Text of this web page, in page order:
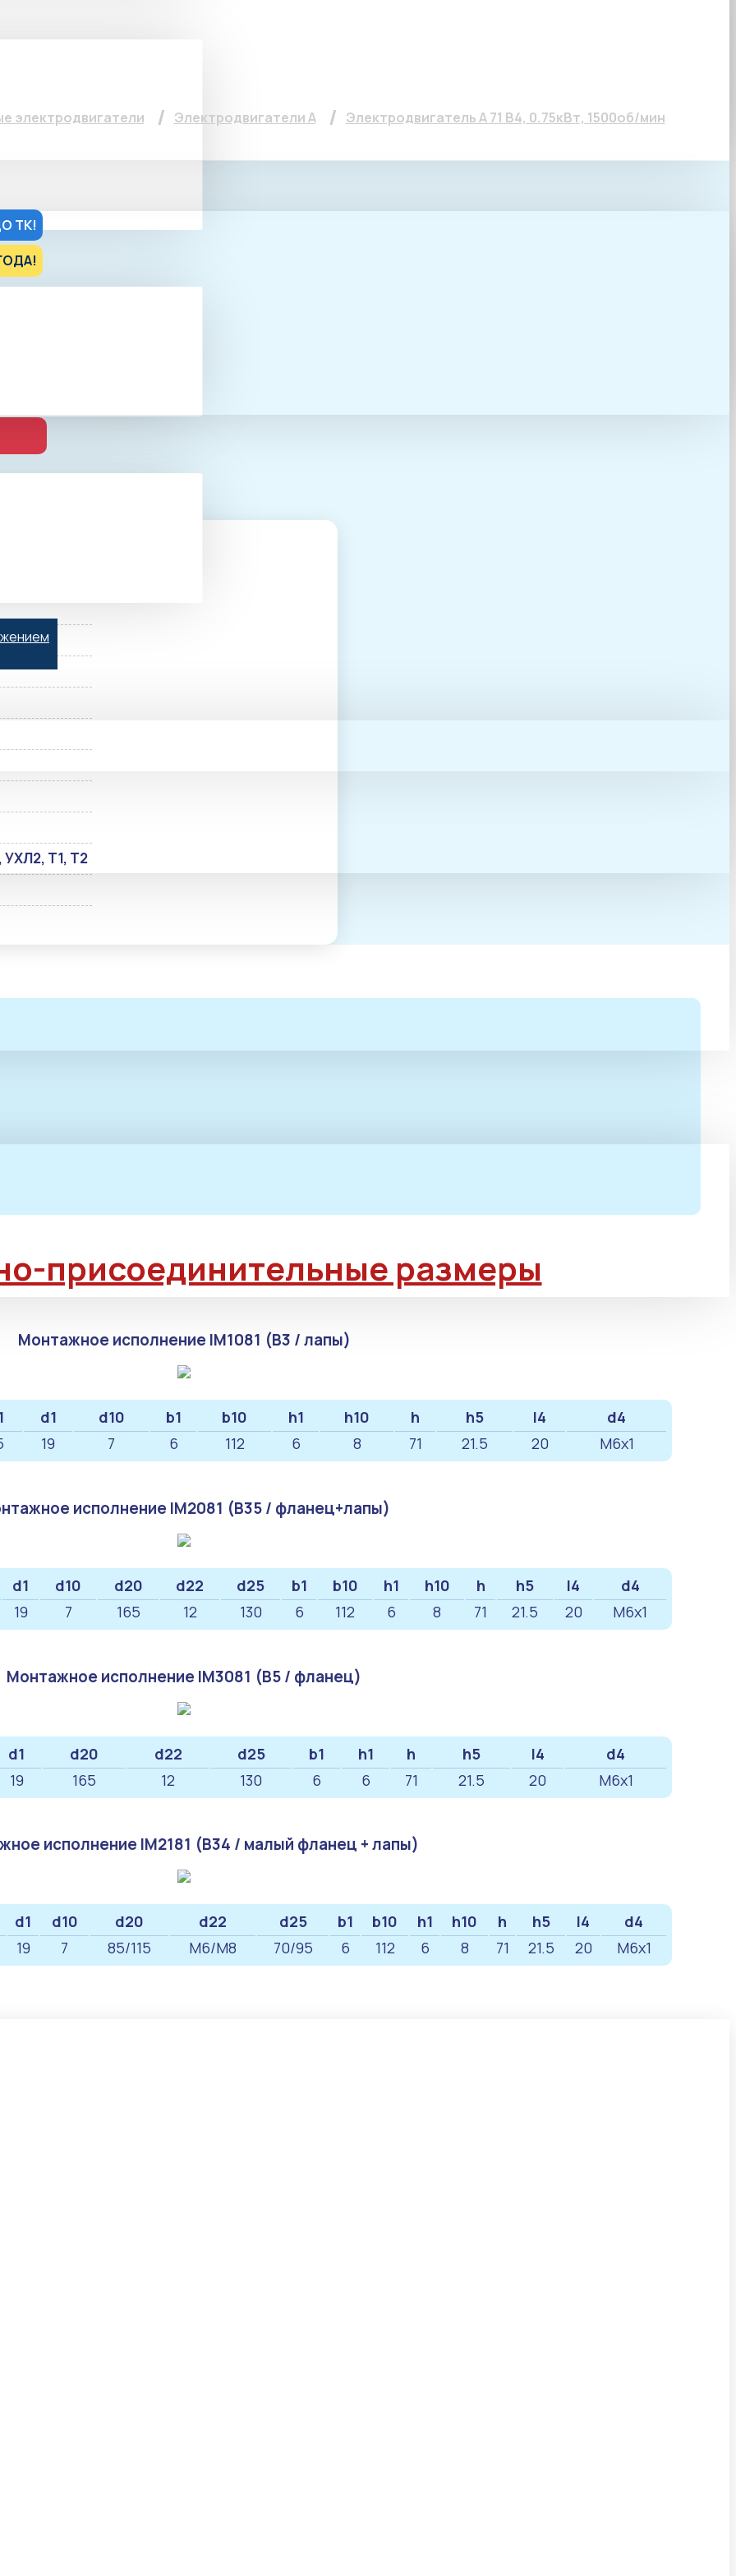
А 71 В4, 0.75кВт, 1500об/мин
электродвигатели Электродвигатели А Электродвигатель А 71 В4, 0.75кВт, 1500об/мин
ТК!
УХЛ2, Т1, Т2
присоединительные размеры
Монтажное исполнение IM1081 (B3 / лапы)
d1 d10 b1 b10 h1 h10 h h5 l4
d4
19 7 6 112 6 8 71 21.5 20 M6x1
исполнение IM2081 (B35 / фланец+лапы)
d1 d10 d20 d22 d25 b1 b10 h1 h10 h h5 l4
d4
19 7 165 12 130 6 112 6 8 71 21.5 20 M6x1
Монтажное исполнение IM3081 (B5 / фланец)
d1 d20 d22 d25 b1 h1 h h5 l4
d4
19 165 12 130 6 6 71 21.5 20 M6x1
исполнение IM2181 (B34 / малый фланец + лапы)
d1 d10 d20 d22 d25 b1 b10 h1 h10 h h5 l4
d4
19 7 85/115 M6/М8 70/95 6 112 6 8 71 21.5 20 M6x1